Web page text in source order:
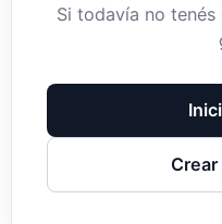
Si todavía no